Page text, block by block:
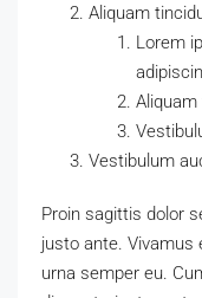
Aliquam
Lorem
Vestibulum
Proin sagittis dolor
justo ante. Vivamus
urna semper eu.